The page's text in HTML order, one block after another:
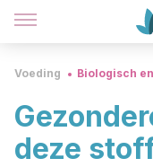
Voeding Biologisch
deze